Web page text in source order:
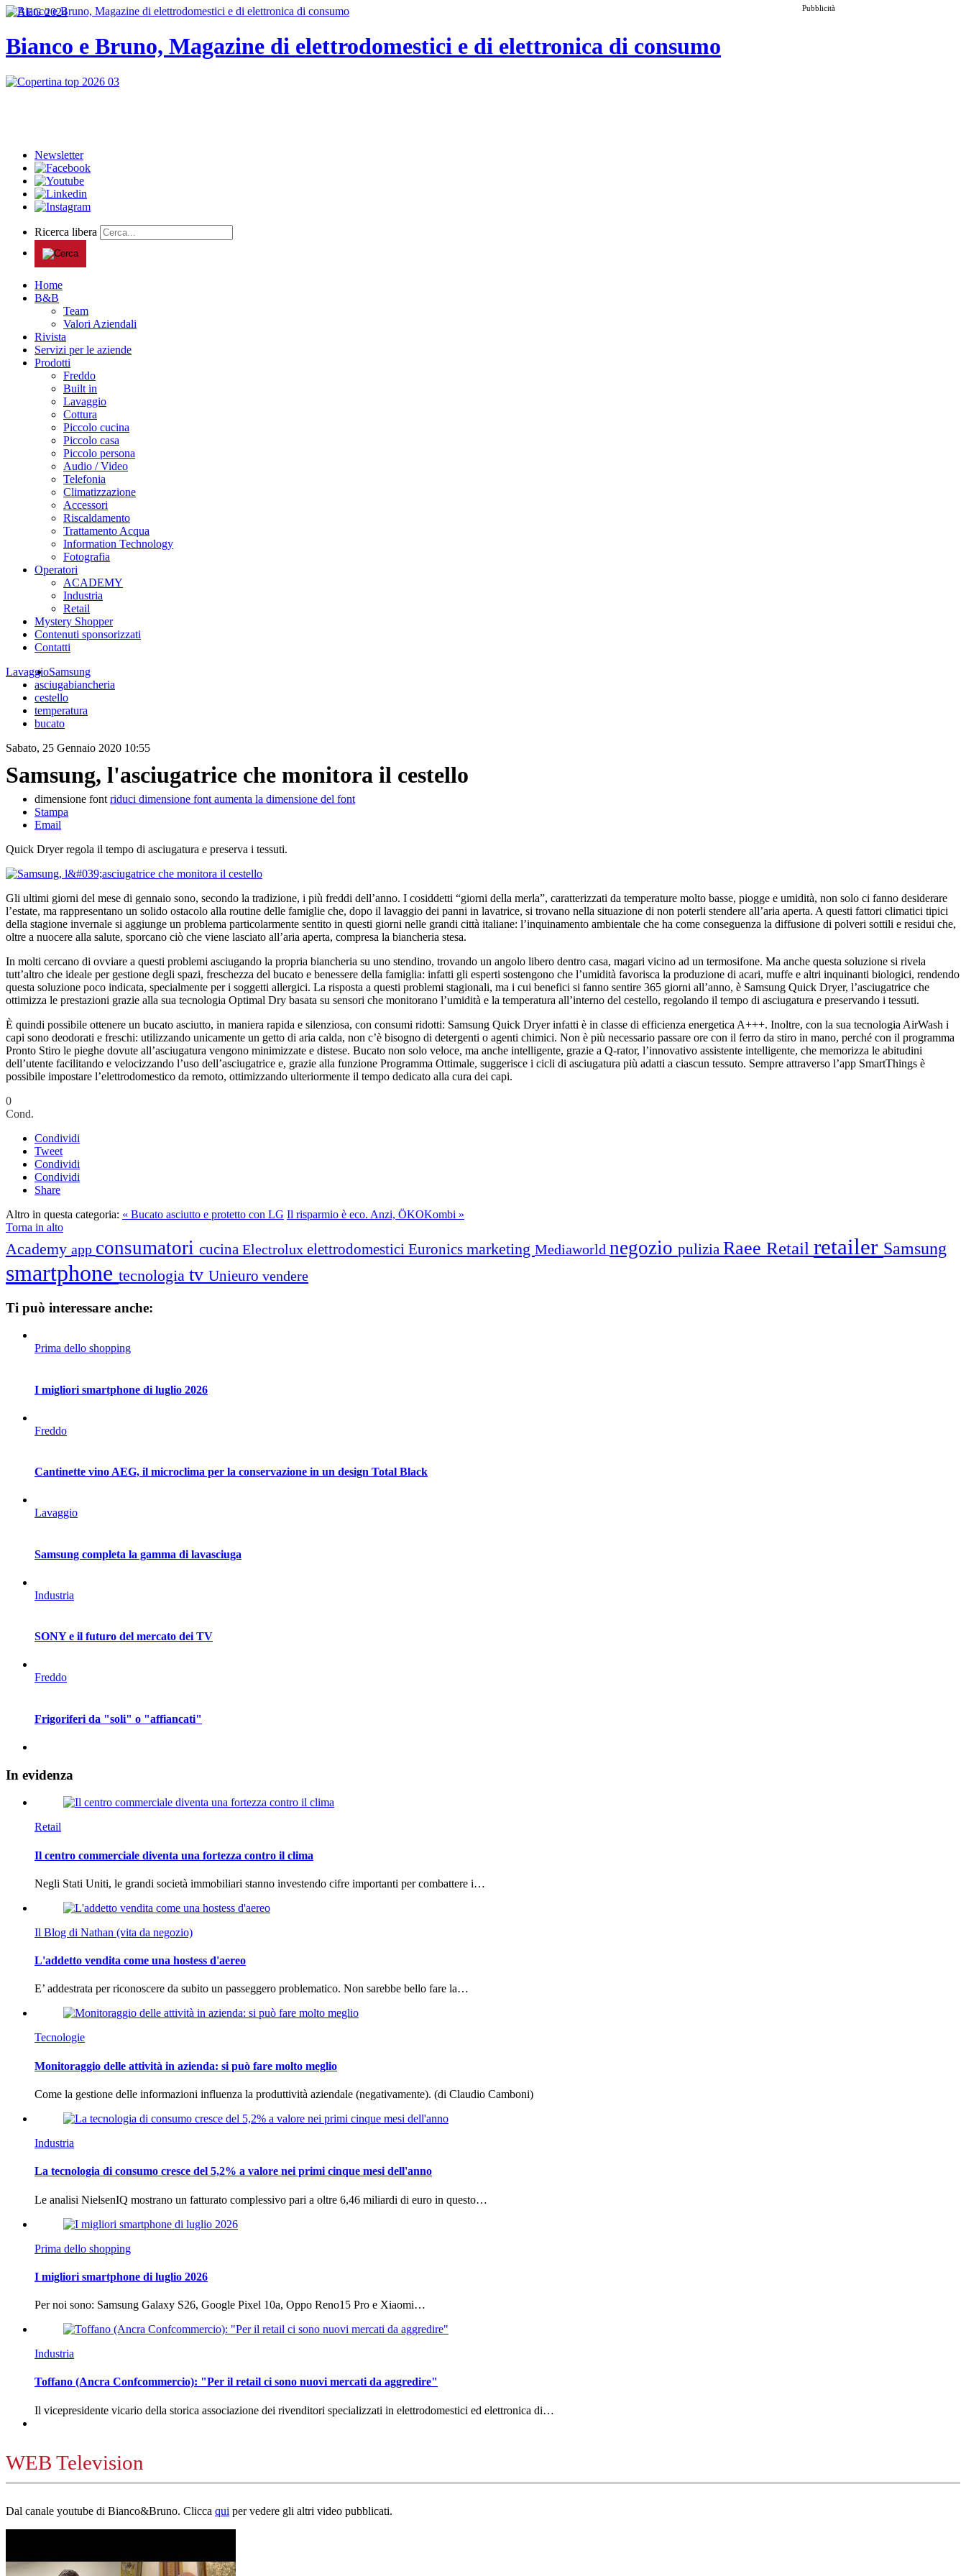
Pubblicità
Bianco e Bruno, Magazine di elettrodomestici e di elettronica di consumo
Newsletter
Ricerca libera
Home
B&B
Team
Valori Aziendali
Rivista
Servizi per le aziende
Prodotti
Freddo
Built in
Lavaggio
Cottura
Piccolo cucina
Piccolo casa
Piccolo persona
Audio / Video
Telefonia
Climatizzazione
Accessori
Riscaldamento
Trattamento Acqua
Information Technology
Fotografia
Operatori
ACADEMY
Industria
Retail
Mystery Shopper
Contenuti sponsorizzati
Contatti
LavaggioSamsung
asciugabiancheria
cestello
temperatura
bucato
Sabato, 25 Gennaio 2020 10:55
Samsung, l'asciugatrice che monitora il cestello
dimensione font riduci dimensione font aumenta la dimensione del font
Stampa
Email
Quick Dryer regola il tempo di asciugatura e preserva i tessuti.
Gli ultimi giorni del mese di gennaio sono, secondo la tradizione, i più freddi dell’anno. I cosiddetti “giorni della merla”, caratterizzati da temperature molto basse, piogge e umidità, non solo ci fanno desiderare
l’estate, ma rappresentano un solido ostacolo alla routine delle famiglie che, dopo il lavaggio dei panni in lavatrice, si trovano nella situazione di non poterli stendere all’aria aperta. A questi fattori climatici tipici
della stagione invernale si aggiunge un problema particolarmente sentito in questi giorni nelle grandi città italiane: l’inquinamento ambientale che ha come conseguenza la diffusione di polveri sottili e residui che,
oltre a nuocere alla salute, sporcano ciò che viene lasciato all’aria aperta, compresa la biancheria stesa.
In molti cercano di ovviare a questi problemi asciugando la propria biancheria su uno stendino, trovando un angolo libero dentro casa, magari vicino ad un termosifone. Ma anche questa soluzione si rivela
tutt’altro che ideale per gestione degli spazi, freschezza del bucato e benessere della famiglia: infatti gli esperti sostengono che l’umidità favorisca la produzione di acari, muffe e altri inquinanti biologici, rendendo
questa soluzione poco indicata, specialmente per i soggetti allergici. La risposta a questi problemi stagionali, ma i cui benefici si fanno sentire 365 giorni all’anno, è Samsung Quick Dryer, l’asciugatrice che
ottimizza le prestazioni grazie alla sua tecnologia Optimal Dry basata su sensori che monitorano l’umidità e la temperatura all’interno del cestello, regolando il tempo di asciugatura e preservando i tessuti.
È quindi possibile ottenere un bucato asciutto, in maniera rapida e silenziosa, con consumi ridotti: Samsung Quick Dryer infatti è in classe di efficienza energetica A+++. Inoltre, con la sua tecnologia AirWash i
capi sono deodorati e freschi: utilizzando unicamente un getto di aria calda, non c’è bisogno di detergenti o agenti chimici. Non è più necessario passare ore con il ferro da stiro in mano, perché con il programma
Pronto Stiro le pieghe dovute all’asciugatura vengono minimizzate e distese. Bucato non solo veloce, ma anche intelligente, grazie a Q-rator, l’innovativo assistente intelligente, che memorizza le abitudini
dell’utente facilitando e velocizzando l’uso dell’asciugatrice e, grazie alla funzione Programma Ottimale, suggerisce i cicli di asciugatura più adatti a ciascun tessuto. Sempre attraverso l’app SmartThings è
possibile impostare l’elettrodomestico da remoto, ottimizzando ulteriormente il tempo dedicato alla cura dei capi.
0
Cond.
Condividi
Tweet
Condividi
Condividi
Share
Altro in questa categoria: « Bucato asciutto e protetto con LG Il risparmio è eco. Anzi, ÖKOKombi »
Torna in alto
Academy app consumatori cucina Electrolux elettrodomestici Euronics marketing Mediaworld negozio pulizia Raee Retail retailer Samsung
smartphone tecnologia tv Unieuro vendere
Ti può interessare anche:
Prima dello shopping
I migliori smartphone di luglio 2026
Freddo
Cantinette vino AEG, il microclima per la conservazione in un design Total Black
Lavaggio
Samsung completa la gamma di lavasciuga
Industria
SONY e il futuro del mercato dei TV
Freddo
Frigoriferi da "soli" o "affiancati"
In evidenza
Retail
Il centro commerciale diventa una fortezza contro il clima
Negli Stati Uniti, le grandi società immobiliari stanno investendo cifre importanti per combattere i…
Il Blog di Nathan (vita da negozio)
L'addetto vendita come una hostess d'aereo
E’ addestrata per riconoscere da subito un passeggero problematico. Non sarebbe bello fare la…
Tecnologie
Monitoraggio delle attività in azienda: si può fare molto meglio
Come la gestione delle informazioni influenza la produttività aziendale (negativamente). (di Claudio Camboni)
Industria
La tecnologia di consumo cresce del 5,2% a valore nei primi cinque mesi dell'anno
Le analisi NielsenIQ mostrano un fatturato complessivo pari a oltre 6,46 miliardi di euro in questo…
Prima dello shopping
I migliori smartphone di luglio 2026
Per noi sono: Samsung Galaxy S26, Google Pixel 10a, Oppo Reno15 Pro e Xiaomi…
Industria
Toffano (Ancra Confcommercio): "Per il retail ci sono nuovi mercati da aggredire"
Il vicepresidente vicario della storica associazione dei rivenditori specializzati in elettrodomestici ed elettronica di…
WEB Television
Dal canale youtube di Bianco&Bruno. Clicca qui per vedere gli altri video pubblicati.